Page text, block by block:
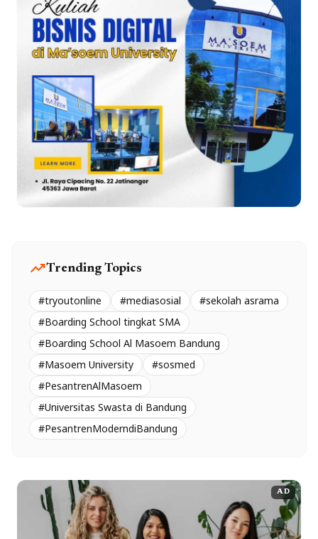
trending_upTrending Topics
#tryoutonline #mediasosial
#sekolah asrama
#Boarding School tingkat SMA
#Boarding School Al Masoem Bandung
#Masoem University
#sosmed
#PesantrenAlMasoem
#Universitas Swasta di Bandung
#PesantrenModerndiBandung
AD